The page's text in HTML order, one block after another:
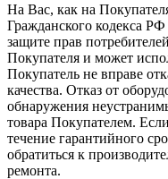
На Вас, как на
Гражданского кодекса
защите прав
Покупателя и может
Покупатель не вправе
качества. Отказ от
обнаружения
товара Покупателем.
течение гарантийного
обратиться к
ремонта.